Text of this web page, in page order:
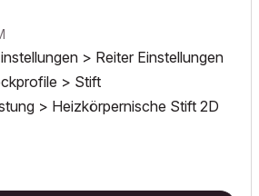
> Reiter Einstellungen
> Stift
> Heizkörpernische Stift 2D